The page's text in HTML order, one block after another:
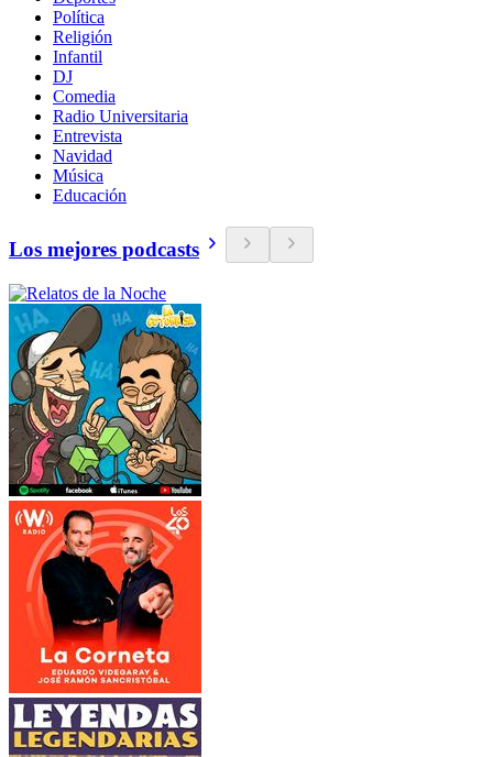
Política
Religión
Infantil
DJ
Comedia
Radio Universitaria
Entrevista
Navidad
Música
Educación
Los mejores podcasts